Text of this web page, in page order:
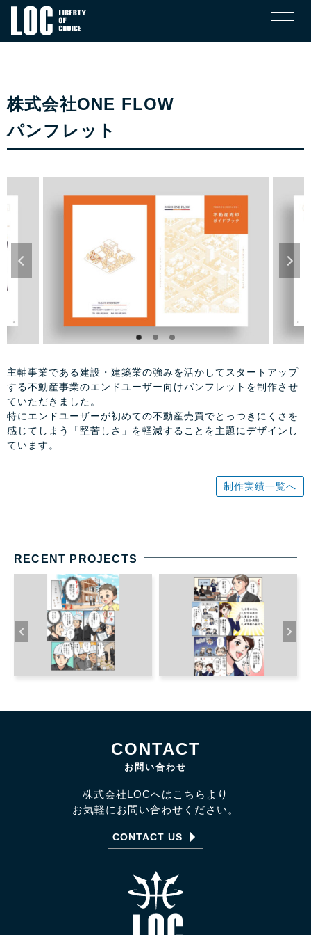
株式会社ONE FLOW
パンフレット
主軸事業である建設・建築業の強みを活かしてスタートアップ
する不動産事業のエンドユーザー向けパンフレットを制作させ
ていただきました。
特にエンドユーザーが初めての不動産売買でとっつきにくさを
感じてしまう「堅苦しさ」を軽減することを主題にデザインし
ています。
制作実績一覧へ
RECENT PROJECTS
CONTACT
お問い合わせ
株式会社LOCへはこちらより
お気軽にお問い合わせください。
CONTACT US